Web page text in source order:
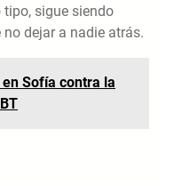
sigue siendo
dejar a nadie atrás.
Sofía contra la